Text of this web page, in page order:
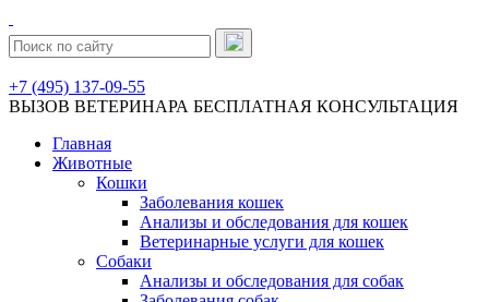
+7 (495) 137-09-55
ВЫЗОВ ВЕТЕРИНАРА БЕСПЛАТНАЯ КОНСУЛЬТАЦИЯ
Главная
Животные
Кошки
Заболевания кошек
Анализы и обследования для кошек
Ветеринарные услуги для кошек
Собаки
Анализы и обследования для собак